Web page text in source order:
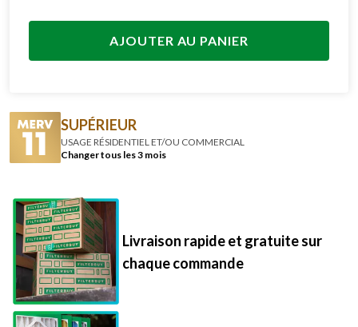
AJOUTER AU PANIER
SUPÉRIEUR
USAGE RÉSIDENTIEL ET/OU COMMERCIAL
Changer tous les 3 mois
Livraison rapide et gratuite sur
chaque commande